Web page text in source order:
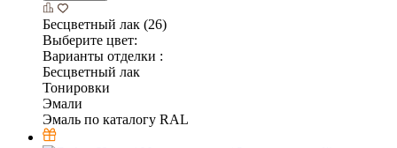
Бесцветный лак (26)
Выберите цвет:
Варианты отделки :
Бесцветный лак
Тонировки
Эмали
Эмаль по каталогу RAL